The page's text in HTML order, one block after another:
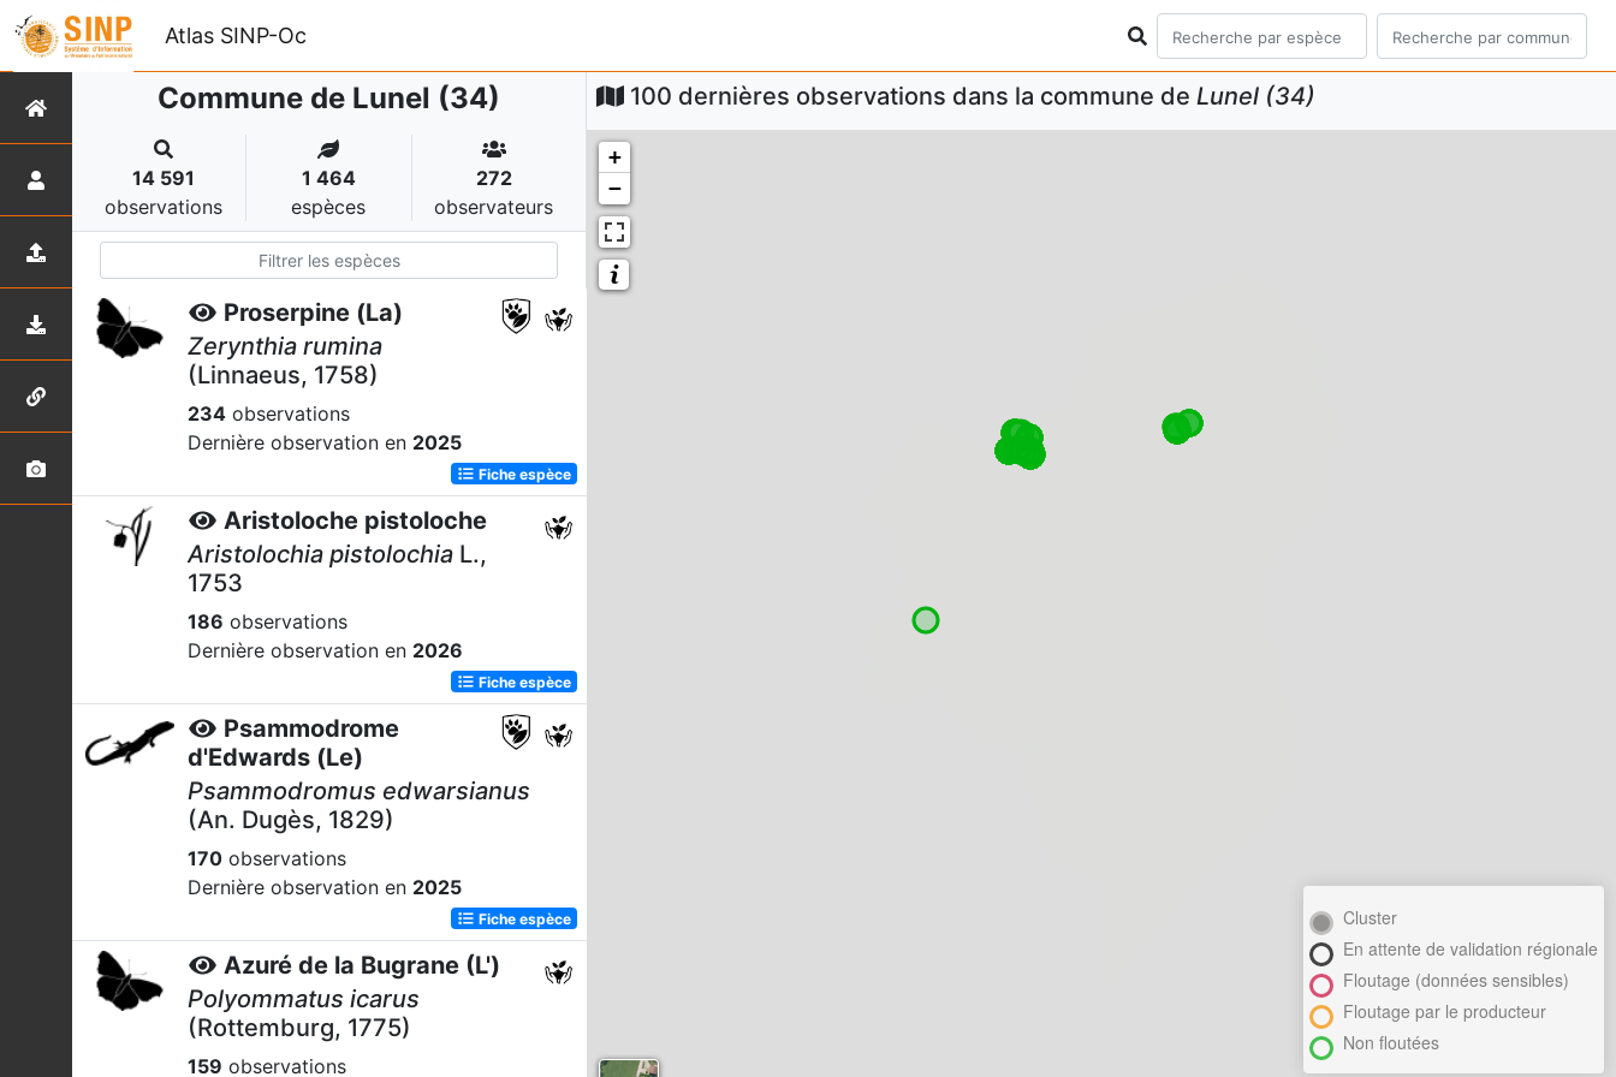
Atlas SINP-Oc
Commune de Lunel (34)
14 591
observations
1 464
espèces
272
observateurs
Proserpine (La)
Zerynthia rumina
(Linnaeus, 1758)
234 observations
Dernière observation en 2025
Fiche espèce
Aristoloche pistoloche
Aristolochia pistolochia L.,
1753
186 observations
Dernière observation en 2026
Fiche espèce
Psammodrome
d'Edwards (Le)
Psammodromus edwarsianus
(An. Dugès, 1829)
170 observations
Dernière observation en 2025
Fiche espèce
Azuré de la Bugrane (L')
Polyommatus icarus
(Rottemburg, 1775)
159 observations
100 dernières observations dans la commune de Lunel (34)
+
−
Cluster
En attente de validation régionale
Floutage (données sensibles)
Floutage par le producteur
Non floutées